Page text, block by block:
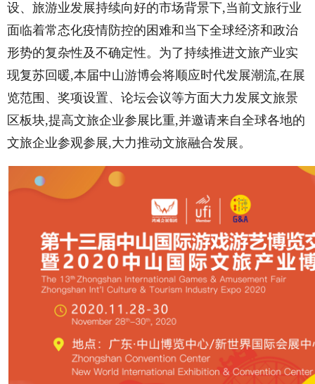
设、旅游业发展持续向好的市场背景下,当前文旅行业
面临着常态化疫情防控的困难和当下全球经济和政治
形势的复杂性及不确定性。为了持续推进文旅产业实
现复苏回暖,本届中山游博会将顺应时代发展潮流,在展
览范围、奖项设置、论坛会议等方面大力发展文旅景
区板块,提高文旅企业参展比重,并邀请来自全球各地的
文旅企业参观参展,大力推动文旅融合发展。